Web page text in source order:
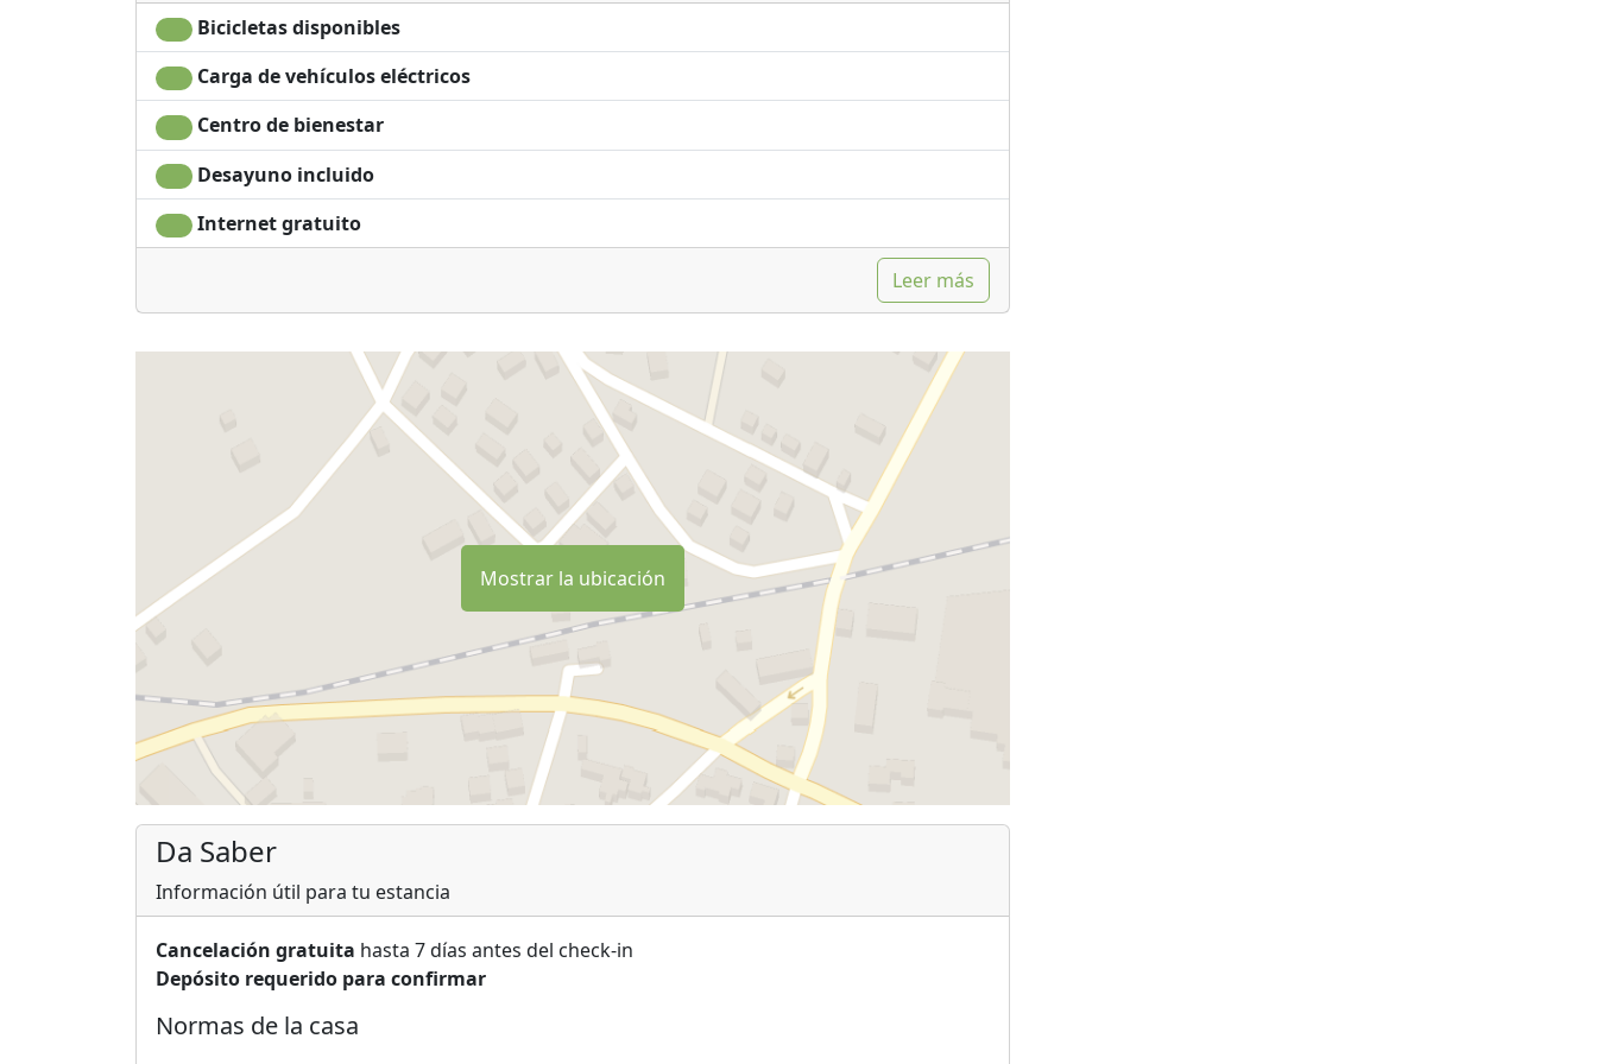
Bicicletas disponibles
Carga de vehículos eléctricos
Centro de bienestar
Desayuno incluido
Internet gratuito
Leer más
Mostrar la ubicación
Da Saber
Información útil para tu estancia
Cancelación gratuita hasta 7 días antes del check-in
Depósito requerido para confirmar
Normas de la casa